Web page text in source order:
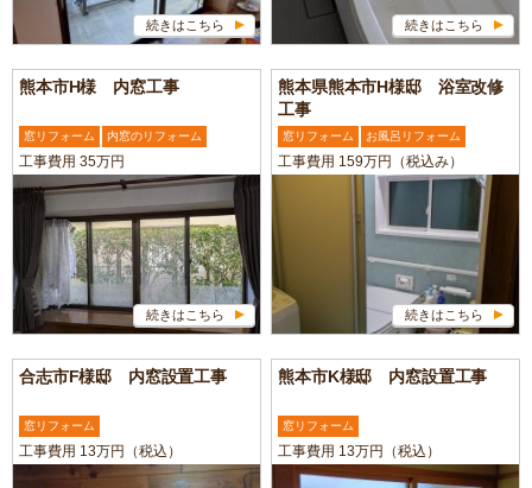
続きはこちら 続きはこちら
熊本市H様 内窓工事
窓リフォーム 内窓のリフォーム
工事費用 35万円
続きはこちら
熊本県熊本市H様邸 浴室改修
工事
窓リフォーム お風呂リフォーム
工事費用 159万円（税込み）
続きはこちら
合志市F様邸 内窓設置工事
窓リフォーム
工事費用 13万円（税込）
熊本市K様邸 内窓設置工事
窓リフォーム
工事費用 13万円（税込）